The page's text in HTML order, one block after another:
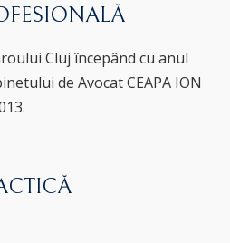
Cluj începând cu anul
de Avocat CEAPA ION